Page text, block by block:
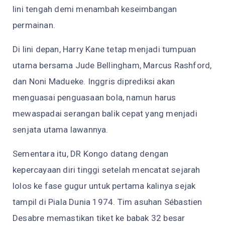
lini tengah demi menambah keseimbangan
permainan.
Di lini depan, Harry Kane tetap menjadi tumpuan
utama bersama Jude Bellingham, Marcus Rashford,
dan Noni Madueke. Inggris diprediksi akan
menguasai penguasaan bola, namun harus
mewaspadai serangan balik cepat yang menjadi
senjata utama lawannya.
Sementara itu, DR Kongo datang dengan
kepercayaan diri tinggi setelah mencatat sejarah
lolos ke fase gugur untuk pertama kalinya sejak
tampil di Piala Dunia 1974. Tim asuhan Sébastien
Desabre memastikan tiket ke babak 32 besar